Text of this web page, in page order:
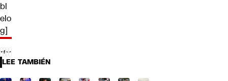
bl
elo
g]
LEE TAMBIÉN